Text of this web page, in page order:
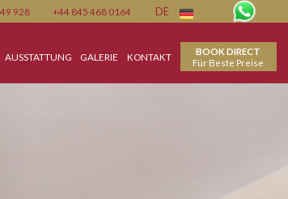
+351 289 249 928 +44 845 468 0164
&AMP; TRINKEN AUSSTATTUNG GALERIE KONTAKT